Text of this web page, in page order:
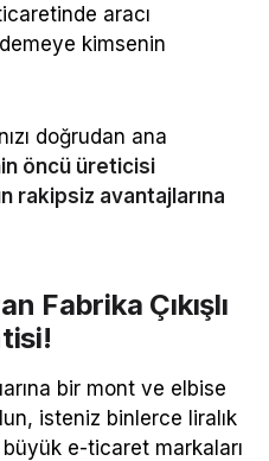
aracı
kimsenin
doğrudan ana
öncü üreticisi
rakipsiz avantajlarına
Fabrika Çıkışlı
bir mont ve elbise
isteniz binlerce liralık
e-ticaret markaları